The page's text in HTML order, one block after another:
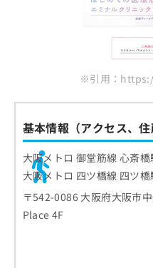
※引用：
基本情報（アクセス、住
大阪メトロ 御堂筋線 心斎
大阪メトロ 四ツ橋線 四ツ
〒542-0086 大阪府大阪市
Place 4F